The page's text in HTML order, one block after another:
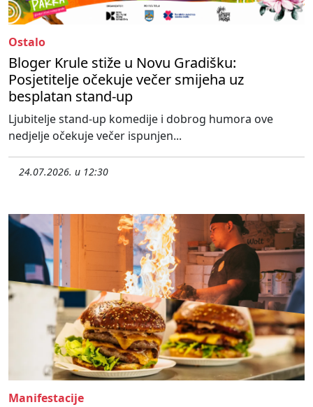
Ostalo
Bloger Krule stiže u Novu Gradišku:
Posjetitelje očekuje večer smijeha uz
besplatan stand-up
Ljubitelje stand-up komedije i dobrog humora ove
nedjelje očekuje večer ispunjen...
24.07.2026. u 12:30
Manifestacije